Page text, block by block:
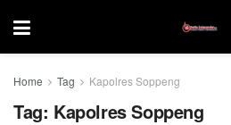
Home Tag Kapolres Soppeng
Tag: Kapolres Soppeng